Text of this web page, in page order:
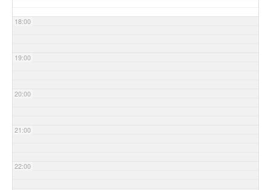
18:00
19:00
20:00
21:00
22:00